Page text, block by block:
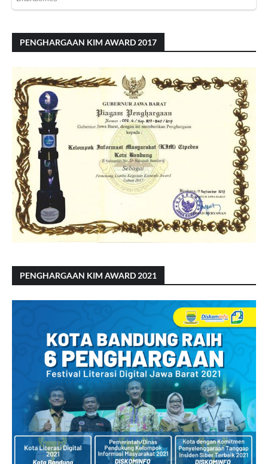
PENGHARGAAN KIM AWARD 2017
PENGHARGAAN KIM AWARD 2021